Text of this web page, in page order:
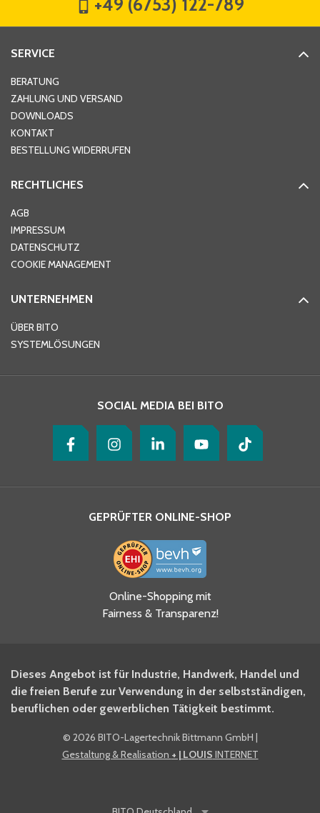
Hausnummer
Ort*
Telefon
Ja, ich habe die
Datenschutzhinweise gelesen
und akzeptiere diese.
BITO Newsletter Fachwissen
Intralogistiker anmelden.
Ja, ich möchte mich für den
BITO Shop-Newsletter
+49 (6753) 122-789
SERVICE
BERATUNG
ZAHLUNG UND VERSAND
DOWNLOADS
KONTAKT
BESTELLUNG WIDERRUFEN
RECHTLICHES
AGB
IMPRESSUM
DATENSCHUTZ
COOKIE MANAGEMENT
UNTERNEHMEN
ÜBER BITO
SYSTEMLÖSUNGEN
SOCIAL MEDIA BEI BITO
GEPRÜFTER ONLINE-SHOP
Online-Shopping mit
Fairness & Transparenz!
Dieses Angebot ist für Industrie, Handwerk, Handel und
die freien Berufe zur Verwendung in der selbstständigen,
beruflichen oder gewerblichen Tätigkeit bestimmt.
© 2026 BITO-Lagertechnik Bittmann GmbH |
Gestaltung & Realisation + | LOUIS INTERNET